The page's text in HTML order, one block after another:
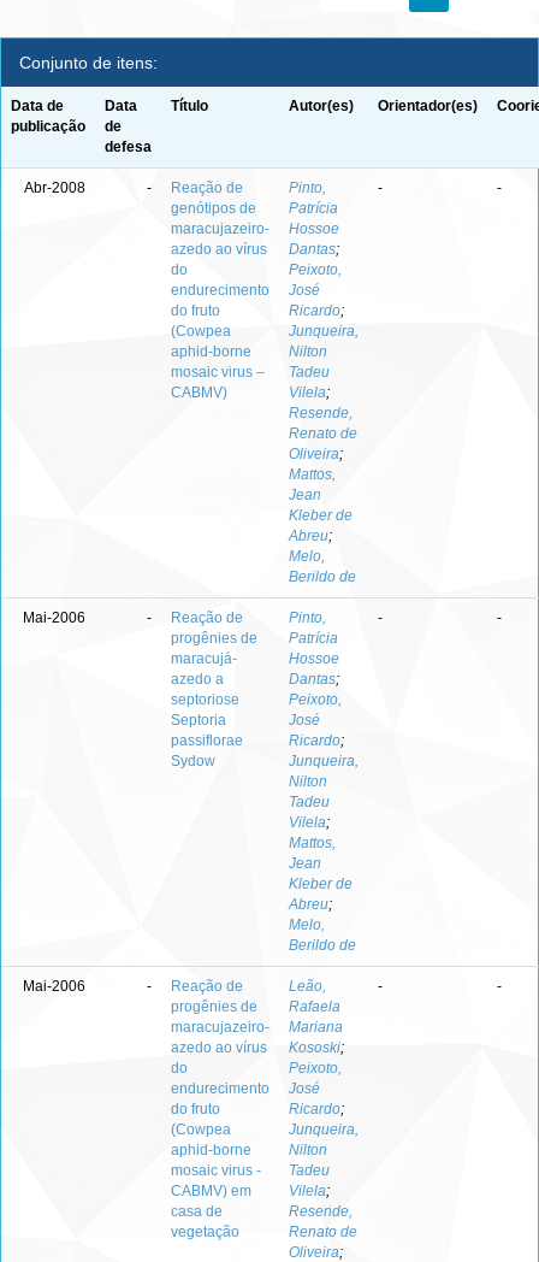
Conjunto de itens:
Data de
publicação
Data
de
defesa
Título Autor(es) Orientador(es)
Abr-2008 -
Reação de
genótipos de
maracujazeiro-
azedo ao vírus
do
endurecimento
do fruto
(Cowpea
aphid-borne
mosaic virus –
CABMV)
Pinto,
Patrícia
Hossoe
Dantas;
Peixoto,
José
Ricardo;
Junqueira,
Nilton
Tadeu
Vilela;
Resende,
Renato de
Oliveira;
Mattos,
Jean
Kleber de
Abreu;
Melo,
Berildo de
- -
Mai-2006 -
Reação de
progênies de
maracujá-
azedo a
septoriose
Septoria
passiflorae
Sydow
Pinto,
Patrícia
Hossoe
Dantas;
Peixoto,
José
Ricardo;
Junqueira,
Nilton
Tadeu
Vilela;
Mattos,
Jean
Kleber de
Abreu;
Melo,
Berildo de
- -
Mai-2006 -
Reação de
progênies de
maracujazeiro-
azedo ao vírus
do
endurecimento
do fruto
(Cowpea
aphid-borne
mosaic virus -
CABMV) em
casa de
vegetação
Leão,
Rafaela
Mariana
Kososki;
Peixoto,
José
Ricardo;
Junqueira,
Nilton
Tadeu
Vilela;
Resende,
Renato de
Oliveira;
- -